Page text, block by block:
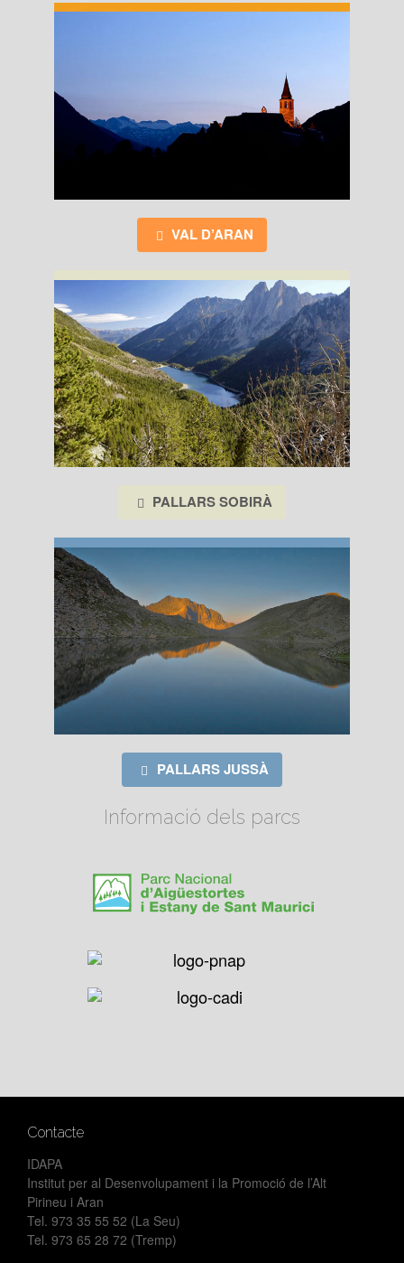
VAL D’ARAN
PALLARS SOBIRÀ
PALLARS JUSSÀ
Informació dels parcs
Contacte
IDAPA
Institut per al Desenvolupament i la Promoció de l’Alt
Pirineu i Aran
Tel. 973 35 55 52 (La Seu)
Tel. 973 65 28 72 (Tremp)